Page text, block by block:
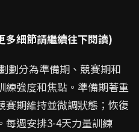
多細節請繼續往下閱讀)
劃分為準備期、競賽期和
練強度和焦點。準備期著重
賽期維持並微調狀態；恢復
每週安排3-4天力量訓練